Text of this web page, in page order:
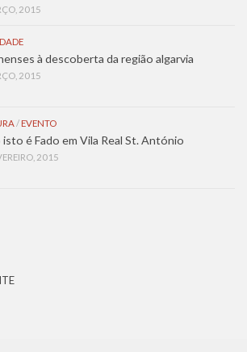
2015
à descoberta da região algarvia
2015
/ EVENTO
isto é Fado em Vila Real St. António
2015